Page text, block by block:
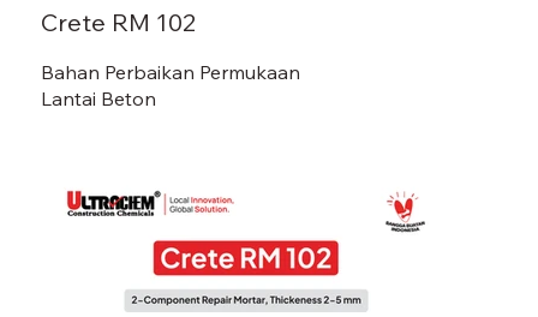
Crete RM 102
Bahan Perbaikan Permukaan
Lantai Beton